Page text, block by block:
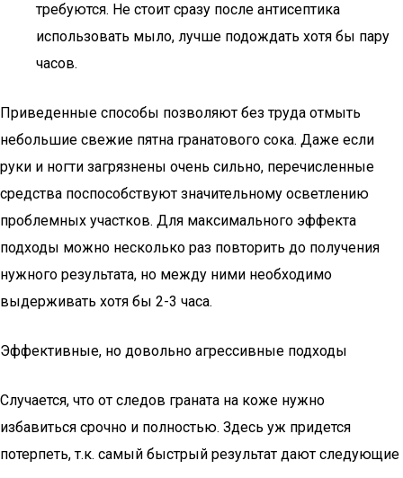
требуются. Не стоит сразу после антисептика
использовать мыло, лучше подождать хотя бы пару
часов.
Приведенные способы позволяют без труда отмыть
небольшие свежие пятна гранатового сока. Даже если
руки и ногти загрязнены очень сильно, перечисленные
средства поспособствуют значительному осветлению
проблемных участков. Для максимального эффекта
подходы можно несколько раз повторить до получения
нужного результата, но между ними необходимо
выдерживать хотя бы 2-3 часа.
Эффективные, но довольно агрессивные подходы
Случается, что от следов граната на коже нужно
избавиться срочно и полностью. Здесь уж придется
потерпеть, т.к. самый быстрый результат дают следующие